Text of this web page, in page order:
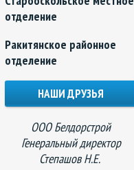
отделение
Ракитянское районное
отделение
НАШИ ДРУЗЬЯ
ООО Белдорстрой
Генеральный директор
Степашов Н.Е.